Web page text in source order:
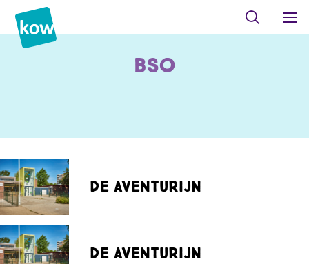
BSO
De Aventurijn
De Aventurijn